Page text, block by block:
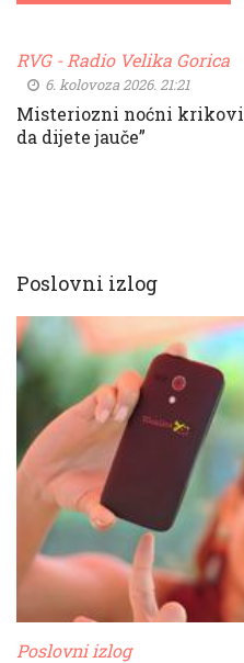
RVG - Radio Velika Gorica
6. kolovoza 2026. 21:21
Misteriozni noćni krikovi
da dijete jauče”
Poslovni izlog
Poslovni izlog